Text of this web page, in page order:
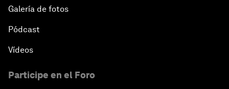
Galería de fotos
Pódcast
Vídeos
Participe en el Foro